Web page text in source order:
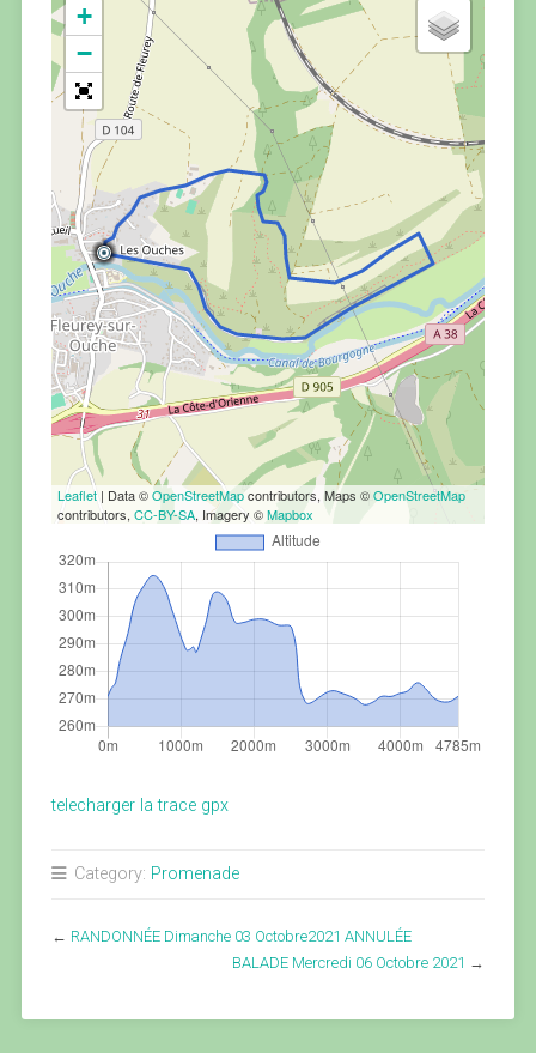
+
−
Leaflet| Data ©OpenStreetMapcontributors, Maps ©OpenStreetMap
contributors, CC-BY-SA, Imagery ©Mapbox
telecharger la trace gpx
Category: Promenade
← RANDONNÉE Dimanche 03 Octobre2021 ANNULÉE
BALADE Mercredi 06 Octobre 2021 →